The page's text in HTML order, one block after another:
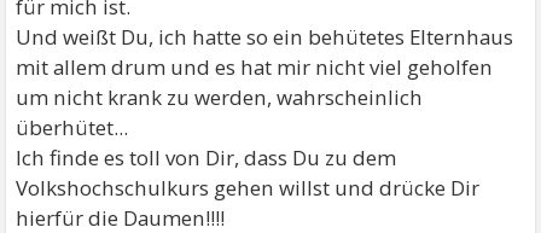
für mich ist.
Und weißt Du, ich hatte so ein behütetes Elternhaus
mit allem drum und es hat mir nicht viel geholfen
um nicht krank zu werden, wahrscheinlich
überhütet...
Ich finde es toll von Dir, dass Du zu dem
Volkshochschulkurs gehen willst und drücke Dir
hierfür die Daumen!!!!